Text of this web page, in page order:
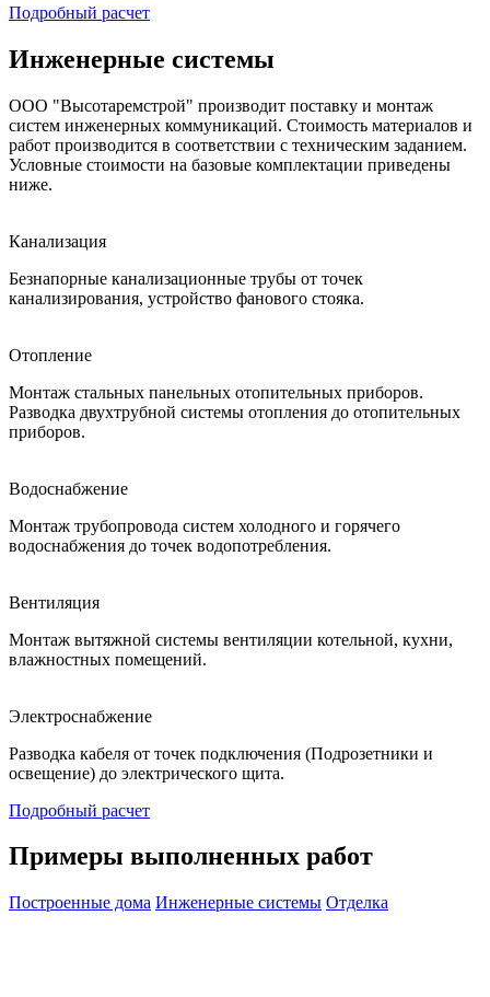
Подробный расчет
Инженерные системы
ООО "Высотаремстрой" производит поставку и монтаж
систем инженерных коммуникаций. Стоимость материалов и
работ производится в соответствии с техническим заданием.
Условные стоимости на базовые комплектации приведены
ниже.
Канализация
Безнапорные канализационные трубы от точек
канализирования, устройство фанового стояка.
Отопление
Монтаж стальных панельных отопительных приборов.
Разводка двухтрубной системы отопления до отопительных
приборов.
Водоснабжение
Монтаж трубопровода систем холодного и горячего
водоснабжения до точек водопотребления.
Вентиляция
Монтаж вытяжной системы вентиляции котельной, кухни,
влажностных помещений.
Электроснабжение
Разводка кабеля от точек подключения (Подрозетники и
освещение) до электрического щита.
Подробный расчет
Примеры выполненных работ
Построенные дома Инженерные системы Отделка